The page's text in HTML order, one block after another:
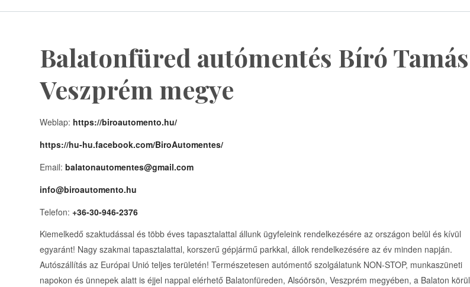
Balatonfüred autómentés Bíró Tamás
Veszprém megye
Weblap: https://biroautomento.hu/
https://hu-hu.facebook.com/BiroAutomentes/
Email: balatonautomentes@gmail.com
info@biroautomento.hu
Telefon: +36-30-946-2376
Kiemelkedő szaktudással és több éves tapasztalattal állunk ügyfeleink rendelkezésére az országon belül és kívül
egyaránt! Nagy szakmai tapasztalattal, korszerű gépjármű parkkal, állok rendelkezésére az év minden napján.
Autószállítás az Európai Unió teljes területén! Természetesen autómentő szolgálatunk NON-STOP, munkaszüneti
napokon és ünnepek alatt is éjjel nappal elérhető Balatonfüreden, Alsóörsön, Veszprém megyében, a Balaton körül